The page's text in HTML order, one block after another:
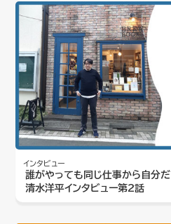
インタビュー
誰がやっても同じ仕事から自分
清水洋平インタビュー第2話